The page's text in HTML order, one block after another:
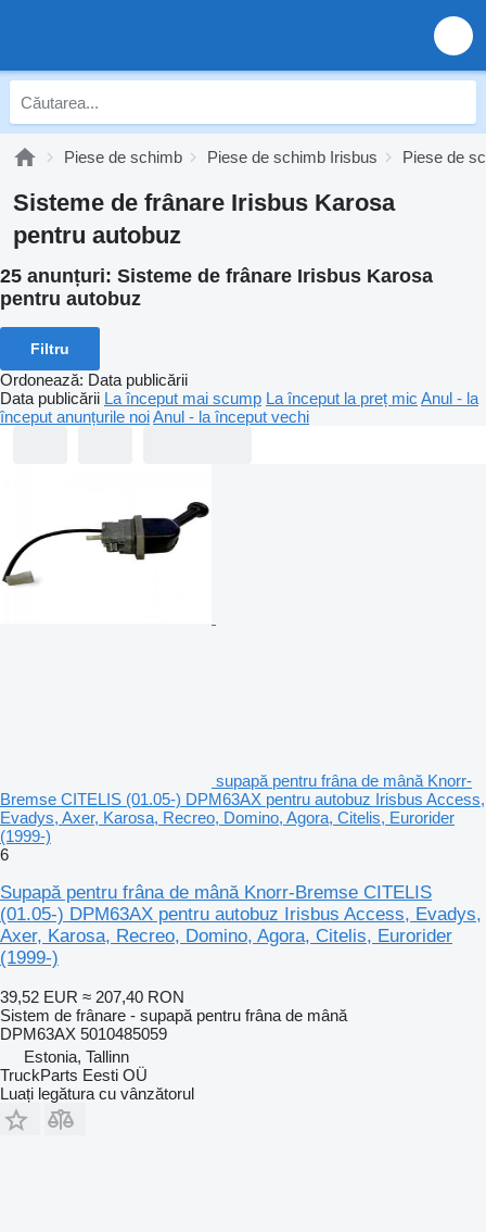
Piese de schimb Piese de schimb Irisbus Piese de
Sisteme de frânare Irisbus Karosa
pentru autobuz
25 anunțuri: Sisteme de frânare Irisbus Karosa
pentru autobuz
Filtru
Ordonează: Data publicării
Data publicării La început mai scump La început la preț mic Anul - la
început anunțurile noiAnul - la început vechi
supapă pentru frâna de mână Knorr-
Bremse CITELIS (01.05-) DPM63AX pentru autobuz Irisbus Access,
Evadys, Axer, Karosa, Recreo, Domino, Agora, Citelis, Eurorider
(1999-)
6
Supapă pentru frâna de mână Knorr-Bremse CITELIS
(01.05-) DPM63AX pentru autobuz Irisbus Access, Evadys,
Axer, Karosa, Recreo, Domino, Agora, Citelis, Eurorider
(1999-)
39,52 EUR ≈ 207,40 RON
Sistem de frânare - supapă pentru frâna de mână
DPM63AX 5010485059
Estonia, Tallinn
TruckParts Eesti OÜ
Luați legătura cu vânzătorul